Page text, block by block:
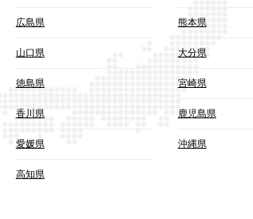
広島県
山口県
徳島県
香川県
愛媛県
高知県
熊本県
大分県
宮崎県
鹿児島県
沖縄県